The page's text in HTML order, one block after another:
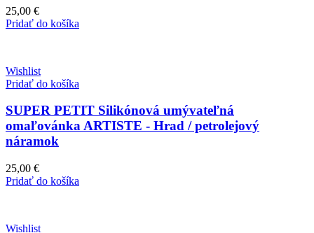
25,00 €
Pridať do košíka
Wishlist
Pridať do košíka
SUPER PETIT Silikónová umývateľná
omaľovánka ARTISTE - Hrad / petrolejový
náramok
25,00 €
Pridať do košíka
Wishlist